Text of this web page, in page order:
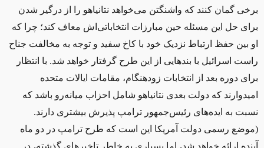
برخی گمان کنند که واشنگتن می‌خواهد نتانیاهو را از درگیر شدن
برای حل این مسئله حین مبارزات انتخاباتی‌اش معاف کند؛ چرا که
او بین حفظ ارتباط نزدیک خود با کاخ سفید و توجه به مخالفت جناح
راست اسرائیل با بندهایی از این طرح گرفتار خواهد شد. با انتظار
برای دوره بعد از انتخابات زودهنگام، مقامات ایالات متحده
امیدوارند که دولت بعدی نتانیاهو شامل احزاب میانه‌رو باشد که
نسبت به ایده‌های رئیس‌جمهور ترامپ پذیرش بیشتری دارند.
(موضع رسمی دولت آمریکا این است که طرح ترامپ در دو ماه
آینده ارائه خواهد شد، اما بسیاری به خاطر تاخیرهای گذشته، در